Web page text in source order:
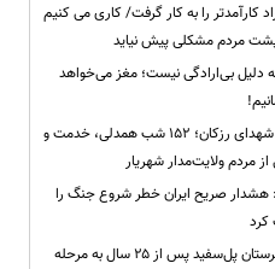
کارآمدتر را به کار گرفت/ کاری می کنیم
مردم مشکلی پیش نیاید
دلیل بی‌ارادگی نیست؛ مغز می‌خواهد
موکب شهدای رزکان؛ ۱۵۲ شب همدلی، خدمت و
از مردم ولایت‌مدار شهریار
هشدار صریح ایران خطر شروع جنگ را
پل شهرستان پل‌سفید پس از ۲۵ سال به مرحله